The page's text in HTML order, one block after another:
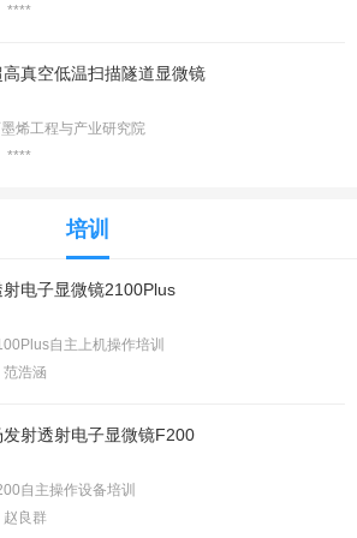
****
高真空低温扫描隧道显微镜
烯工程与产业研究院
****
培训
射电子显微镜2100Plus
自主上机操作培训
范浩涵
发射透射电子显微镜F200
自主操作设备培训
赵良群